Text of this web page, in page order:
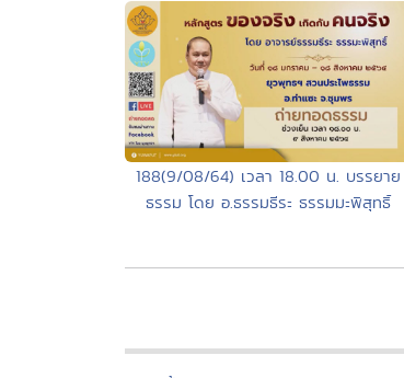
188(9/08/64) เวลา 18.00 น. บรรยาย
ธรรม โดย อ.ธรรมธีระ ธรรมมะพิสุทธิ์